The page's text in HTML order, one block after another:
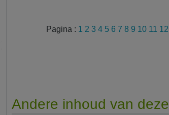
Pagina : 1 2 3 4 5 6 7 8 9 10 11 12
Andere inhoud van